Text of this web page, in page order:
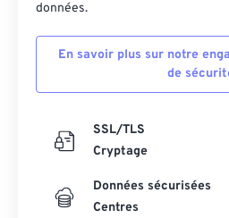
données.
En savoir plus sur notre
de
SSL/TLS
Cryptage
Données sécurisées
Centres